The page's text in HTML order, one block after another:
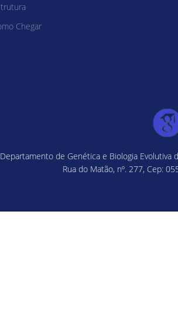
Chegar
Departamento de Genética e Biologia Evolutiva
Rua do Matão, nº. 277, Cep: